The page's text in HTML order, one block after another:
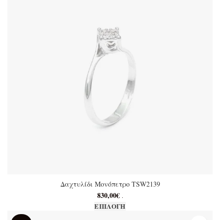
Δαχτυλίδι Μονόπετρο TSW2139
830,00€ .
ΕΠΙΛΟΓΉ